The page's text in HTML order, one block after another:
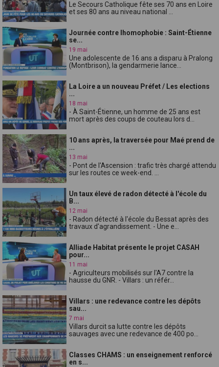
Le Secours Catholique fête ses 70 ans en Loire
et ses 80 ans au niveau national ...
Journée contre lhomophobie : Saint-Étienne
se...
19 mai
Une adolescente de 16 ans a disparu à Pralong
(Montbrison), la gendarmerie lance...
La Loire a un nouveau Préfet / Les elections
...
18 mai
- À Saint-Étienne, un homme de 25 ans est
mort après des coups de couteau lors d...
10 ans après, la traversée pour Maé prend de
...
13 mai
- Pont de l'Ascension : trafic très chargé attendu
sur les routes ce week-end. ...
Un taux élevé de radon détecté à l'école du
B...
12 mai
- Radon détecté à l'école du Bessat après des
travaux d'agrandissement. - Une e...
Alliade Habitat présente le projet CASAH
pour...
11 mai
- Agriculteurs mobilisés sur l'A7 contre la
hausse du GNR. - Villars : un référ...
Villars : une redevance contre les dépôts
sau...
7 mai
Villars durcit sa lutte contre les dépôts
sauvages avec une redevance de 400 po...
Classes CHAMS : un enseignement renforcé
en s...